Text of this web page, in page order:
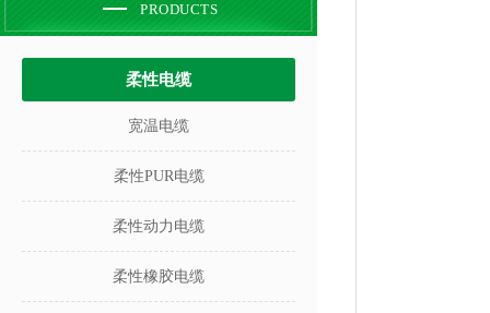
PRODUCTS
柔性电缆
宽温电缆
柔性PUR电缆
柔性动力电缆
柔性橡胶电缆